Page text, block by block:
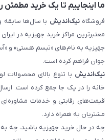
ما اینجاییم تا یک خرید
فروشگاهنیک‌اندیش
معتبرترین مراکز خرید جهیزیه در
جهیزیه به نام‌های «تبسم هستی» و
جوان فراهم کرده است.
نیک‌اندیش با تنوع بالای محصولات
خانه را در یک جا جمع کرده است.
قیمت‌های رقابتی و خدمات
مشتریان به همراه دارد.
چه در حال خرید جهیزیه باشید، چه به